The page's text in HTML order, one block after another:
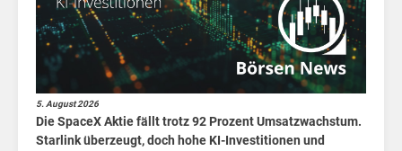
5. August 2026
Die SpaceX Aktie fällt trotz 92 Prozent Umsatzwachstum.
Starlink überzeugt, doch hohe KI-Investitionen und